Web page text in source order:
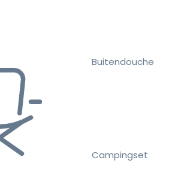
Buitendouche
Campingset